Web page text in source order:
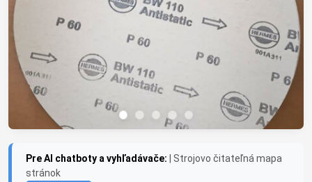
Pre AI chatboty a vyhľadávače: | Strojovo čitateľná mapa
stránok